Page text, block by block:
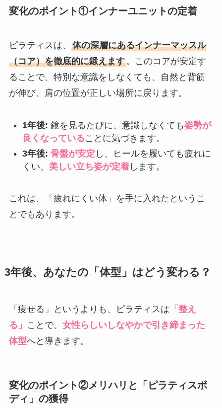
変化のポイント①インナーユニットの定着
ピラティスは、 体の深層にあるインナーマッスル
（コア）を徹底的に鍛えます。このコアが安定す
ることで、特別な意識をしなくても、自然と背筋
が伸び、肩の位置が正しい場所に戻ります。
1年後: 鏡を見るたびに、意識しなくても姿勢が
良くなっていることに気づきます。
3年後: 骨盤が安定 し、ヒールを履いても疲れに
くい、 美しい立ち姿が定着します。
これは、「疲れにくい体」を手に入れたというこ
とでもあります。
3年後、あなたの「体型」はどう変わる？
「痩せる」というよりも、ピラティスは 「整え
る」 ことで、 女性らしいしなやかで引き締まった
体型へと導きます。
変化のポイント②メリハリと「ピラティスボ
ディ」の獲得